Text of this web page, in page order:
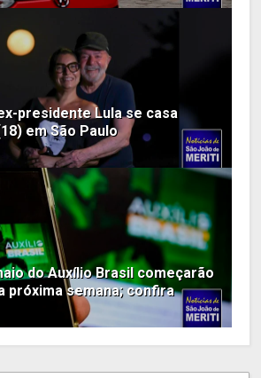
presidente Lula se casa
em São Paulo
do Auxílio Brasil começarão
próxima semana; confira